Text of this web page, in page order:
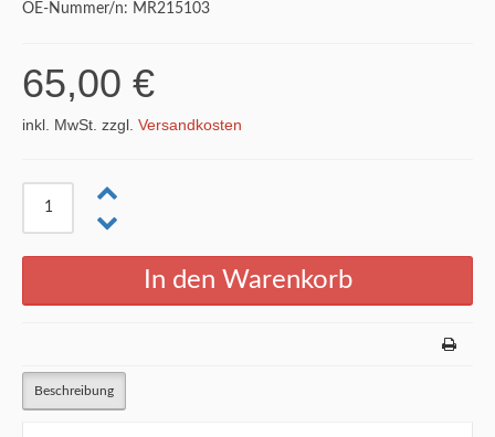
OE-Nummer/n: MR215103
65,00 €
inkl. MwSt. zzgl. Versandkosten
Beschreibung